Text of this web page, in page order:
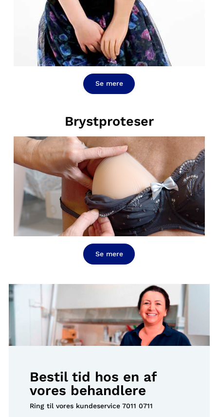
Se mere
Brystproteser
Se mere
Bestil tid hos en af
vores behandlere
Ring til vores kundeservice 7011 0711